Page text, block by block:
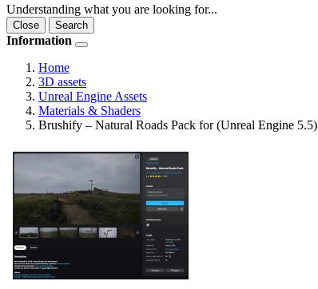
Understanding what you are looking for...
Close Search
Information
Home
3D assets
Unreal Engine Assets
Materials & Shaders
Brushify – Natural Roads Pack for (Unreal Engine 5.5)